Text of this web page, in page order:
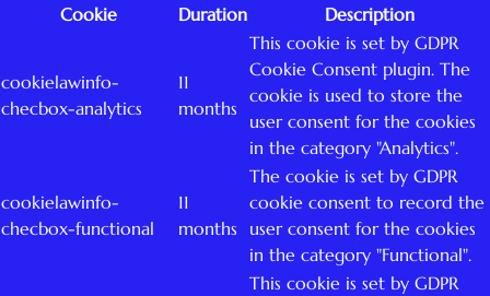
Cookie
Duration Description
cookielawinfo-
checbox-analytics
11
months
This cookie is set by GDPR
Cookie Consent plugin. The
cookie is used to store the
user consent for the cookies
in the category "Analytics".
cookielawinfo-
checbox-functional
11
months
The cookie is set by GDPR
cookie consent to record the
user consent for the cookies
in the category "Functional".
This cookie is set by GDPR